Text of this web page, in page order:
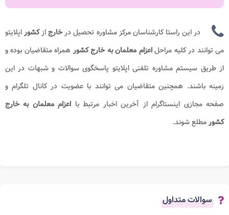
در این راستا کارشناسان مرکز مشاوره تحصیل درخارجازکشوراپلایتو
می توانند در کلیه مراحل اعزام معلمان به خارج کشورهمراه متقاضیان بوده و
از طریق سیستم مشاوره تلفنی اپلایتو پاسخگوی سوالات و شبهات در این
زمینه باشند. همچنین متقاضیان می توانند با عضویت در کانال تلگرام و
صفحه مجازی اینستاگرام از آخرین اخبار مرتبط با اعزام معلمان به خارج
کشورمطلع شوند.
سوالات متداول